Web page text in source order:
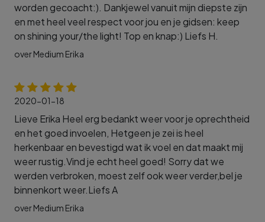
worden gecoacht:). Dankjewel vanuit mijn diepste zijn
en met heel veel respect voor jou en je gidsen: keep
on shining your/the light! Top en knap:) Liefs H.
over Medium Erika
2020-01-18
Lieve Erika Heel erg bedankt weer voor je oprechtheid
en het goed invoelen, Hetgeen je zei is heel
herkenbaar en bevestigd wat ik voel en dat maakt mij
weer rustig.Vind je echt heel goed! Sorry dat we
werden verbroken, moest zelf ook weer verder,bel je
binnenkort weer.Liefs A
over Medium Erika